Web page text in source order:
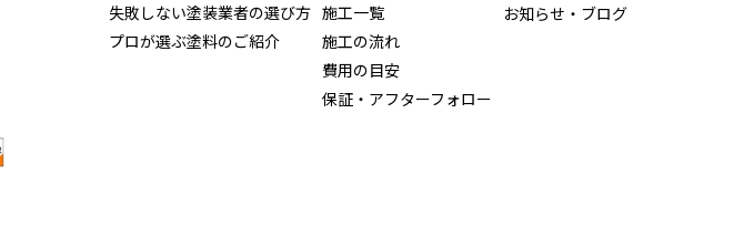
失敗しない塗装業者の選び方
プロが選ぶ塗料のご紹介
施工一覧
施工の流れ
費用の目安
保証・アフターフォロー
お知らせ・ブログ